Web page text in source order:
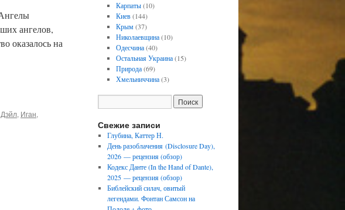
ангелов,
оказалось на
Дэйл, Иган,
Карпаты(10)
Киев(144)
Крым(37)
Николаевщина(10)
Одесчина(40)
Остальная Украина(15)
Природа(69)
Хмельниччина(3)
Свежие записи
Глубина, Каттер Н.
День разоблачения (Disclosure Day),
2026 — рецензия (обзор)
Кодекс Данте (In the Hand of Dante),
2025 — рецензия (обзор)
Библейский силач, овитый
легендами. Фонтан Самсон на